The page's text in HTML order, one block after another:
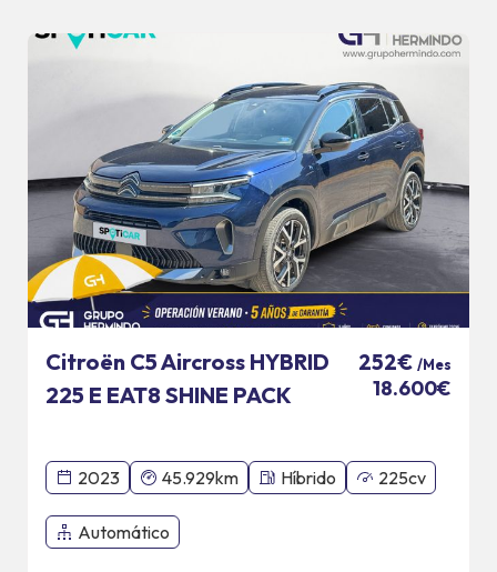
Citroën C5 Aircross HYBRID
225 E EAT8 SHINE PACK
252€ /Mes
18.600€
2023 45.929km Híbrido 225cv
Automático